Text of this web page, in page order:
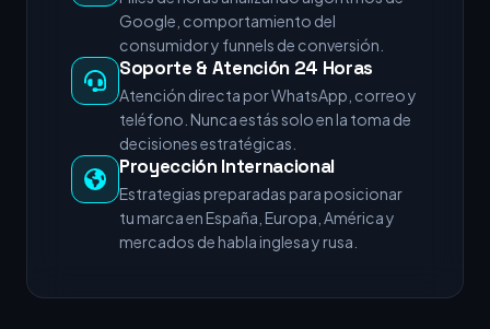
Google, comportamiento del
consumidor y funnels de conversión.
Soporte & Atención 24 Horas
Atención directa por WhatsApp, correo y
teléfono. Nunca estás solo en la toma de
decisiones estratégicas.
Proyección Internacional
Estrategias preparadas para posicionar
tu marca en España, Europa, América y
mercados de habla inglesa y rusa.